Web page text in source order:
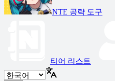
NTE 공략 도구
티어 리스트